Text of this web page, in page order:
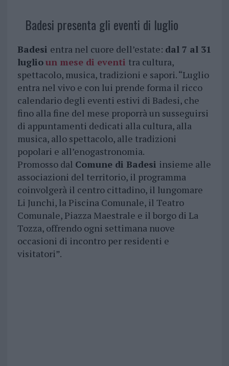
Badesi presenta gli eventi di luglio
Badesi entra nel cuore dell’estate: dal 7 al 31
luglioun mese di eventi tra cultura,
spettacolo, musica, tradizioni e sapori. “Luglio
entra nel vivo e con lui prende forma il ricco
calendario degli eventi estivi di Badesi, che
fino alla fine del mese proporrà un susseguirsi
di appuntamenti dedicati alla cultura, alla
musica, allo spettacolo, alle tradizioni
popolari e all’enogastronomia.
Promosso dal Comune di Badesi insieme alle
associazioni del territorio, il programma
coinvolgerà il centro cittadino, il lungomare
Li Junchi, la Piscina Comunale, il Teatro
Comunale, Piazza Maestrale e il borgo di La
Tozza, offrendo ogni settimana nuove
occasioni di incontro per residenti e
visitatori”.